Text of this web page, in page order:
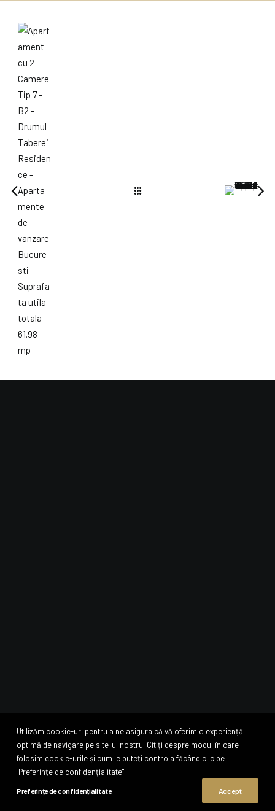
© 2025 Ideal Residence Developer SRL – Toate drepturile rezervate
Utilizăm cookie-uri pentru a ne asigura că vă oferim o experiență
optimă de navigare pe site-ul nostru. Citiți despre modul în care
folosim cookie-urile și cum le puteți controla făcând clic pe
"Preferințe de confidențialitate".
Preferințe de confidențialitate Accept